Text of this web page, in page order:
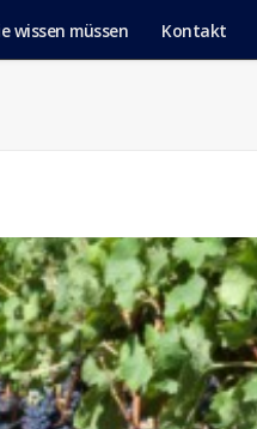
wissen müssen Kontakt